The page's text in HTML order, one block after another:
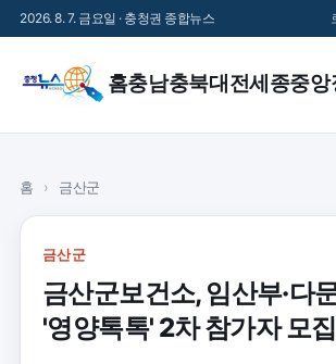
2026. 8. 7. 금요일 · 충청권 종합뉴스
홈충남충북대전세종중앙
홈 › 금산군
금산군
금산군보건소, 임산부·다
'영양톡톡' 2차 참가자 모집